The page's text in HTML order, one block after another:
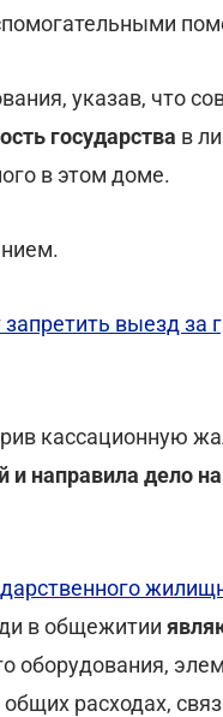
указав, что
государства в
в этом доме.
выезд за
кассационную
направила дело
в общежитии
оборудования,
расходах,